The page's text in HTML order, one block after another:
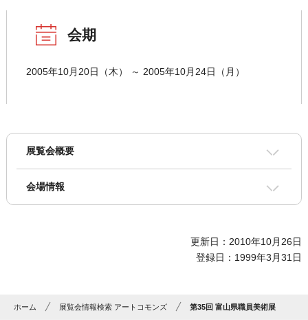
会期
2005年10月20日（木） ～ 2005年10月24日（月）
展覧会概要
会場情報
更新日：2010年10月26日
登録日：1999年3月31日
ホーム 展覧会情報検索 アートコモンズ 第35回 富山県職員美術展